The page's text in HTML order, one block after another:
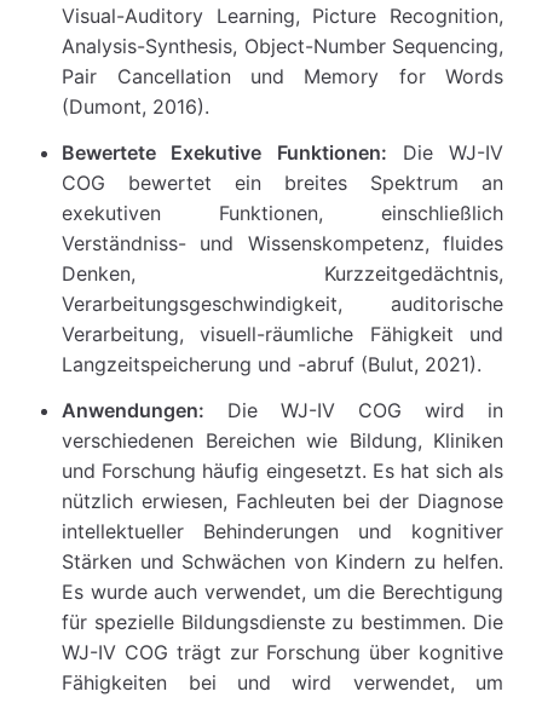
Visual-Auditory Learning, Picture Recognition,
Analysis-Synthesis, Object-Number Sequencing,
Pair Cancellation und Memory for Words
(Dumont, 2016).
Bewertete Exekutive Funktionen: Die WJ-IV
COG bewertet ein breites Spektrum an
exekutiven Funktionen, einschließlich
Verständniss- und Wissenskompetenz, fluides
Denken, Kurzzeitgedächtnis,
Verarbeitungsgeschwindigkeit, auditorische
Verarbeitung, visuell-räumliche Fähigkeit und
Langzeitspeicherung und -abruf (Bulut, 2021).
Anwendungen: Die WJ-IV COG wird in
verschiedenen Bereichen wie Bildung, Kliniken
und Forschung häufig eingesetzt. Es hat sich als
nützlich erwiesen, Fachleuten bei der Diagnose
intellektueller Behinderungen und kognitiver
Stärken und Schwächen von Kindern zu helfen.
Es wurde auch verwendet, um die Berechtigung
für spezielle Bildungsdienste zu bestimmen. Die
WJ-IV COG trägt zur Forschung über kognitive
Fähigkeiten bei und wird verwendet, um